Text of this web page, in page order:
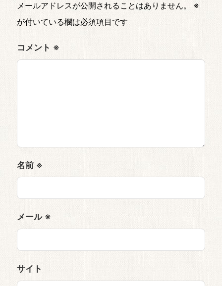
メールアドレスが公開されることはありません。
※
が付いている欄は必須項目です
コメント ※
名前 ※
メール ※
サイト